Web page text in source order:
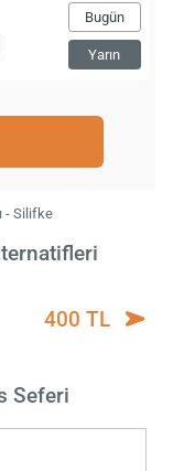
Bugün
Yarın
- Silifke
400 TL
Seferi